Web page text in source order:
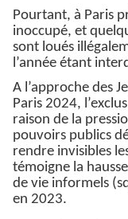
Pourtant, à Paris
inoccupé, et
sont loués
l’année étant
A l’approche des
Paris 2024,
raison de la
pouvoirs publics
rendre invisibles
témoigne la
de vie informels
en 2023.